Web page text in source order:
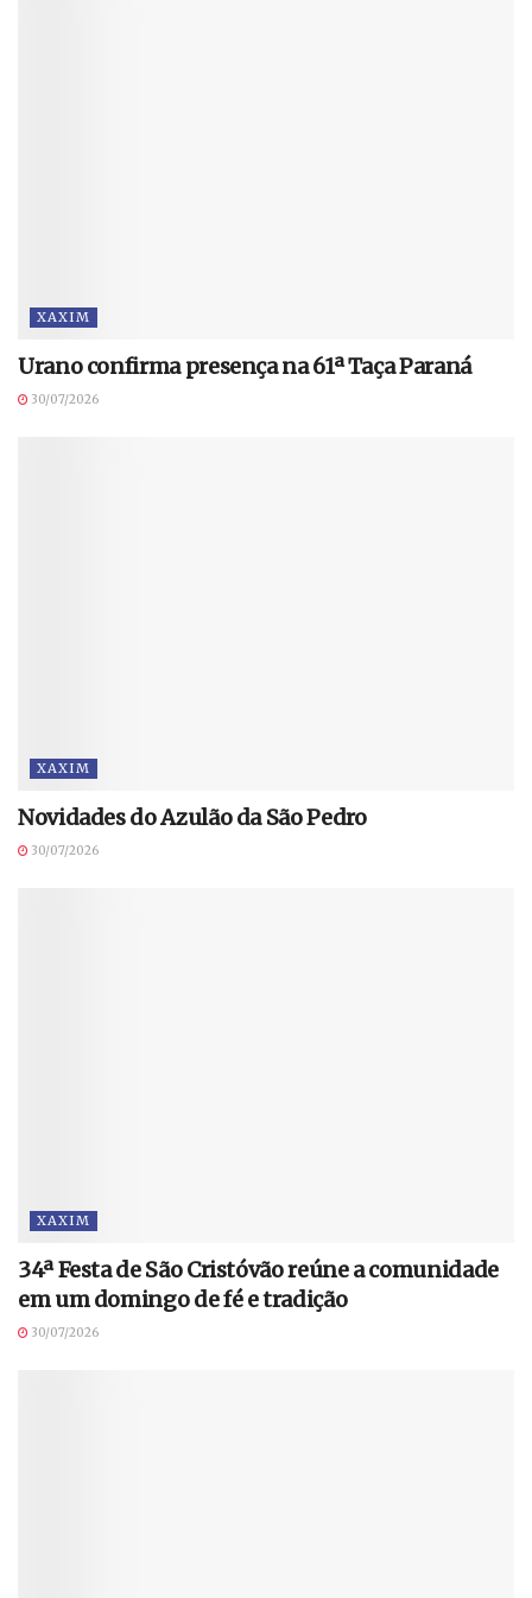
XAXIM
Urano confirma presença na 61ª Taça Paraná
30/07/2026
XAXIM
Novidades do Azulão da São Pedro
30/07/2026
XAXIM
34ª Festa de São Cristóvão reúne a comunidade
em um domingo de fé e tradição
30/07/2026